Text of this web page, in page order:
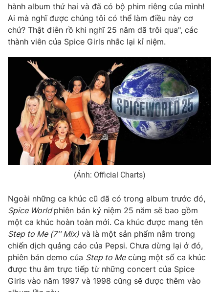
Thị trường
Tư vấn
Lịch phát sóng
Chuyên mục khác
Emagazine Podcast
Infographic
Video Shorts video
VTV Money VTV Thể thao
Bất động sản
Thị trường 24h Tấm lòng Việt
VTV4 Vươn mình bằng AI
VTV9 VTV8
Liên hệ tòa soạn English
hành album thứ hai và đã có bộ phim riêng của mình!
Ai mà nghĩ được chúng tôi có thể làm điều này cơ
chứ? Thật điên rồ khi nghĩ 25 năm đã trôi qua", các
thành viên của Spice Girls nhắc lại kỉ niệm.
(Ảnh: Official Charts)
Ngoài những ca khúc cũ đã có trong album trước đó,
Spice Worldphiên bản kỷ niệm 25 năm sẽ bao gồm
một ca khúc hoàn toàn mới. Ca khúc được mang tên
Step to Me (7'' Mix) và là một sản phẩm nằm trong
chiến dịch quảng cáo của Pepsi. Chưa dừng lại ở đó,
phiên bản demo của Step to Mecùng một số ca khúc
được thu âm trực tiếp từ những concert của Spice
Girls vào năm 1997 và 1998 cũng sẽ được thêm vào